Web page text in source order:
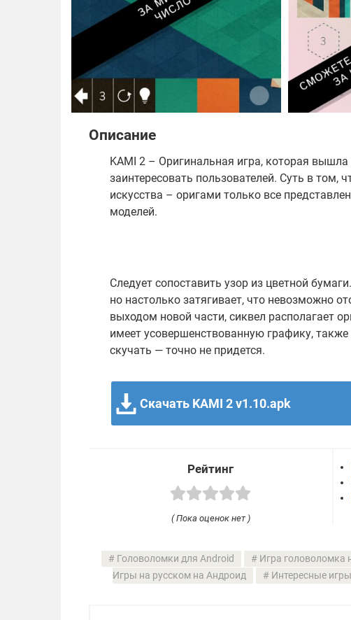
Описание
KAMI 2 – Оригинальная игра, которая
заинтересовать пользователей. Суть в том,
искусства – оригами только все
моделей.
Следует сопоставить узор из цветной
но настолько затягивает, что невозможно
выходом новой части, сиквел располагает
имеет усовершенствованную графику,
скучать — точно не придется.
Скачать KAMI 2 v1.10.apk
Рейтинг
( Пока оценок нет )
Головоломки для Android Игра головоломка
Игры на русском на Андроид
Интересные